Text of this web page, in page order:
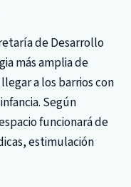
de Desarrollo
más amplia de
a los barrios con
Según
funcionará de
estimulación